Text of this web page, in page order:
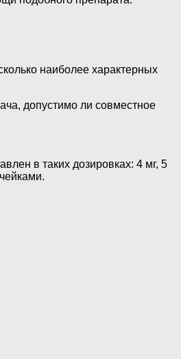
наиболее характерных
допустимо ли совместное
в таких дозировках: 4 мг, 5